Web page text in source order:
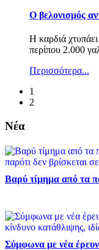
Ο βελονισμός
Η καρδιά
περίπου 2.000
Περισσότερα...
1
2
Νέα
Βαρύ τίμημα από τα
Σύμφωνα με νέα